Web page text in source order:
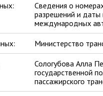
Сведения о
разрешений и даты
международных
Министерство
Сологубова Алла
государственной
пассажирского